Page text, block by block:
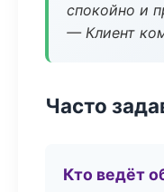
спокойно и
— Клиент
Часто
Кто ведёт